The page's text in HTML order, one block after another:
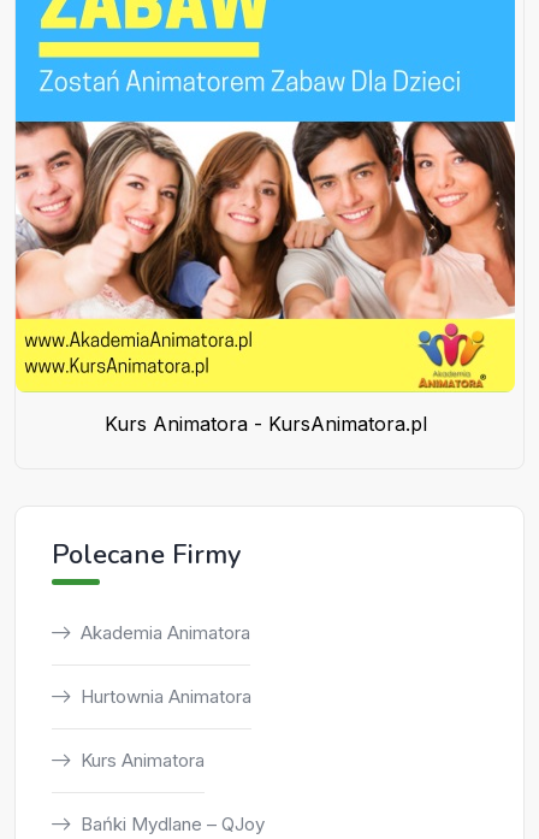
Kurs Animatora - KursAnimatora.pl
Polecane Firmy
Akademia Animatora
Hurtownia Animatora
Kurs Animatora
Bańki Mydlane – QJoy